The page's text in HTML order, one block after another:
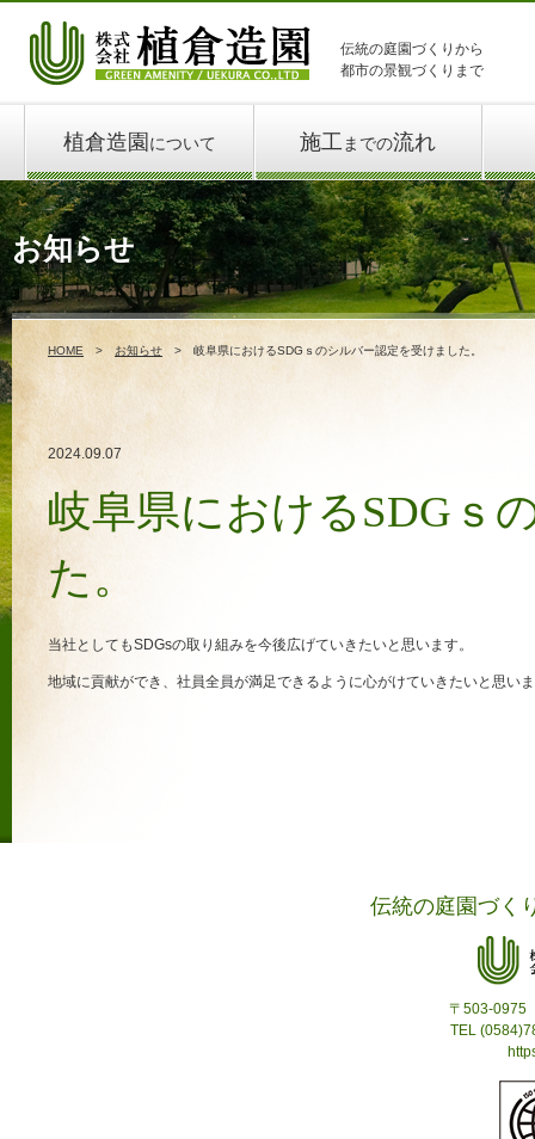
伝統の庭園づくりから
都市の景観づくりまで
植倉造園 について 施工 までの流れ
お知らせ
HOME お知らせ 岐阜県におけるSDGｓのシルバー認定を受けました。
2024.09.07
岐阜県におけるSDGｓ
た。
当社としてもSDGsの取り組みを今後広げていきたいと思います。
地域に貢献ができ、社員全員が満足できるように心がけていきたいと思い
伝統の庭園づく
〒503-0975
TEL